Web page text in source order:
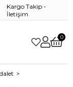
Kargo Takip -
İletişim
0